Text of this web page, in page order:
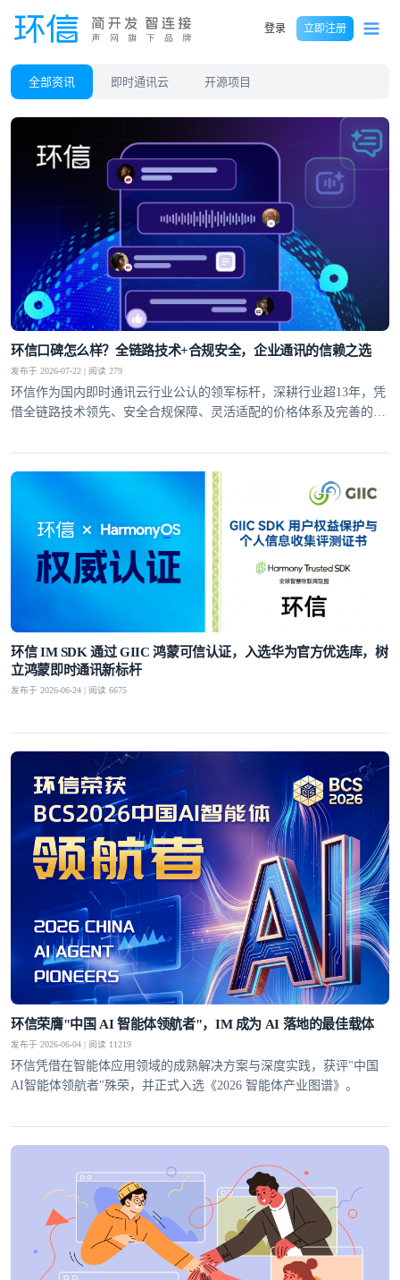
登录 立即注册
全部资讯 即时通讯云 开源项目
环信口碑怎么样？全链路技术+合规安全，企业通讯的信赖之选
发布于 2026-07-22 | 阅读 279
环信作为国内即时通讯云行业公认的领军标杆，深耕行业超13年，凭
借全链路技术领先、安全合规保障、灵活适配的价格体系及完善的全
环信 IM SDK 通过 GIIC 鸿蒙可信认证，入选华为官方优选库，树
立鸿蒙即时通讯新标杆
发布于 2026-06-24 | 阅读 6675
环信荣膺"中国 AI 智能体领航者"，IM 成为 AI 落地的最佳载体
发布于 2026-06-04 | 阅读 11219
环信凭借在智能体应用领域的成熟解决方案与深度实践，获评"中国
AI智能体领航者"殊荣，并正式入选《2026 智能体产业图谱》。